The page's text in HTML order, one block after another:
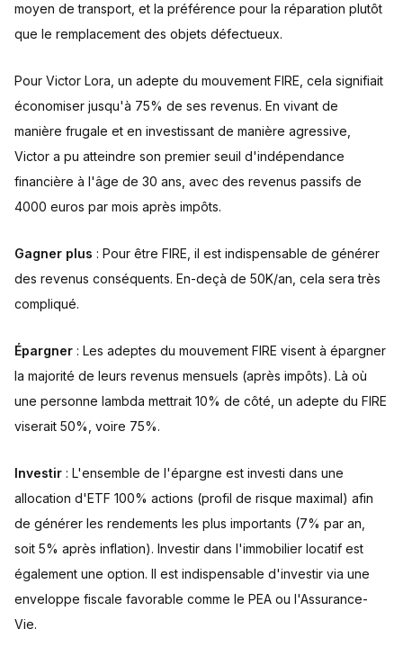
moyen de transport, et la préférence pour la réparation plutôt
que le remplacement des objets défectueux.
Pour Victor Lora, un adepte du mouvement FIRE, cela signifiait
économiser jusqu'à 75% de ses revenus. En vivant de
manière frugale et en investissant de manière agressive,
Victor a pu atteindre son premier seuil d'indépendance
financière à l'âge de 30 ans, avec des revenus passifs de
4000 euros par mois après impôts.
Gagner plus : Pour être FIRE, il est indispensable de générer
des revenus conséquents. En-deçà de 50K/an, cela sera très
compliqué.
Épargner : Les adeptes du mouvement FIRE visent à épargner
la majorité de leurs revenus mensuels (après impôts). Là où
une personne lambda mettrait 10% de côté, un adepte du FIRE
viserait 50%, voire 75%.
Investir : L'ensemble de l'épargne est investi dans une
allocation d'ETF 100% actions (profil de risque maximal) afin
de générer les rendements les plus importants (7% par an,
soit 5% après inflation). Investir dans l'immobilier locatif est
également une option. Il est indispensable d'investir via une
enveloppe fiscale favorable comme le PEA ou l'Assurance-
Vie.